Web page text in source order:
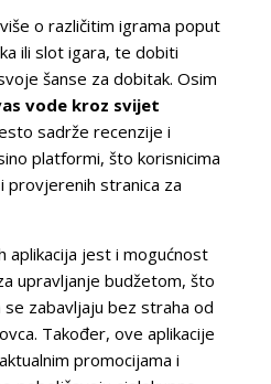
o različitim igrama poput
ili slot igara, te dobiti
šanse za dobitak. Osim
vode kroz svijet
sadrže recenzije i
platformi, što korisnicima
provjerenih stranica za
aplikacija jest i mogućnost
upravljanje budžetom, što
zabavljaju bez straha od
Također, ove aplikacije
promocijama i